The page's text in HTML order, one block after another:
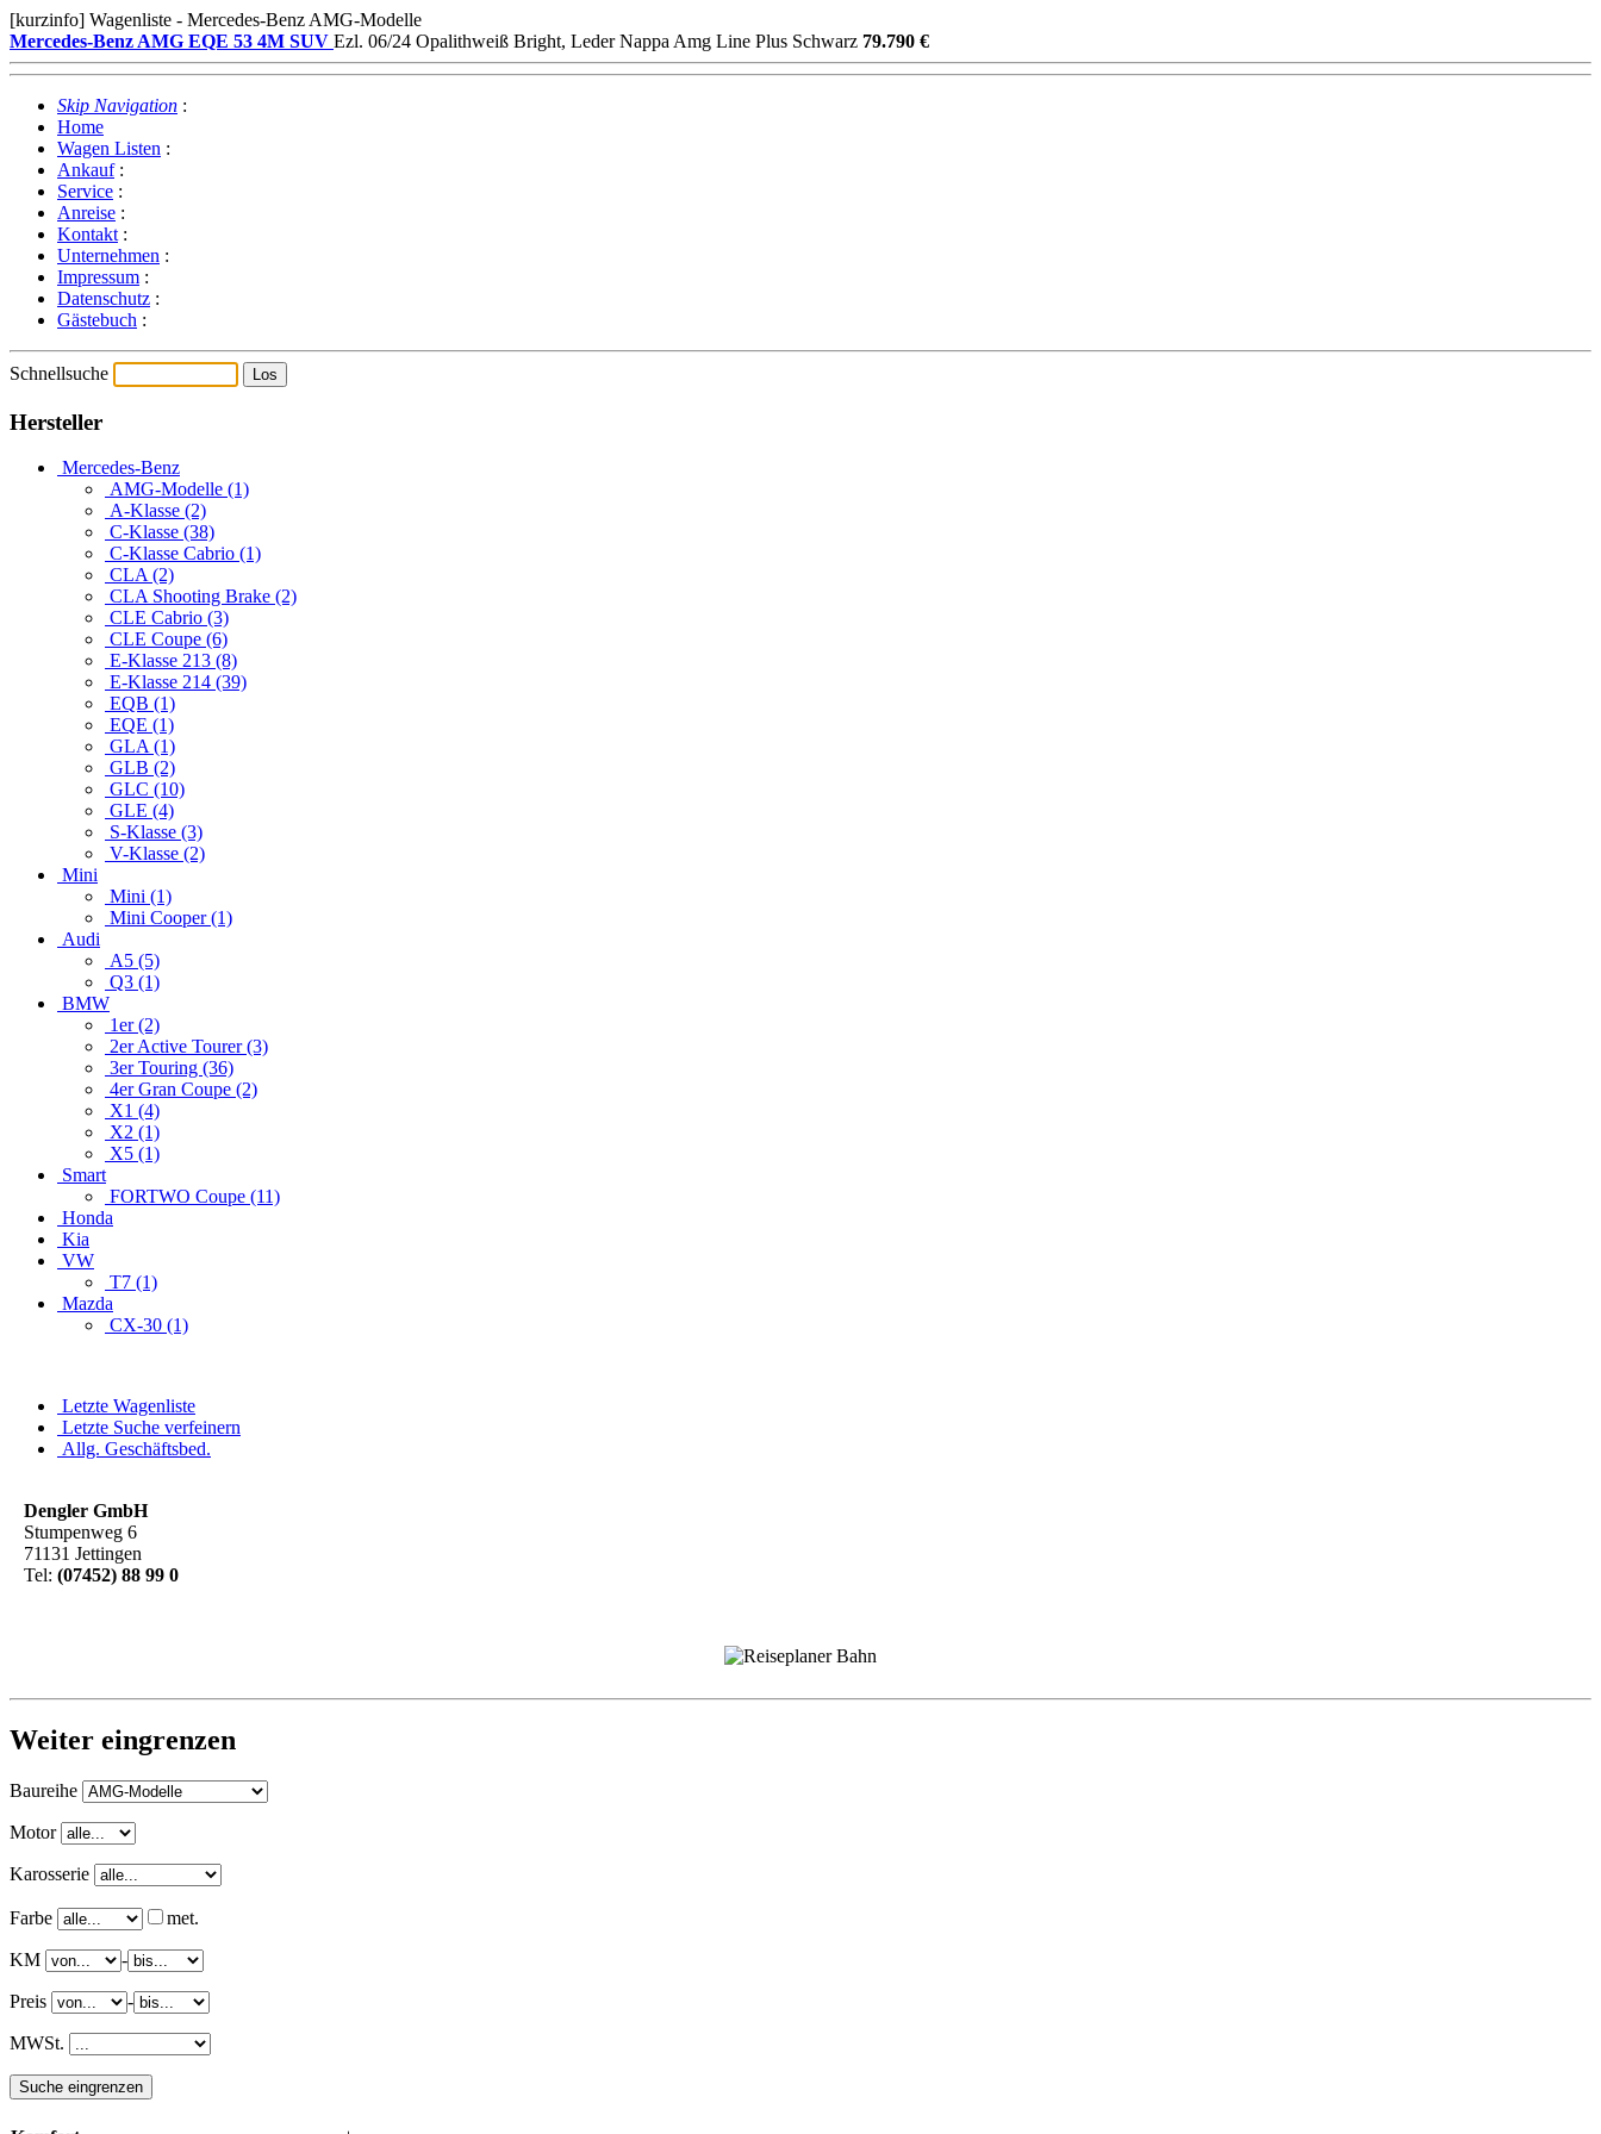
[kurzinfo] Wagenliste - Mercedes-Benz AMG-Modelle
Mercedes-Benz AMG EQE 53 4M SUV Ezl. 06/24 Opalithweiß Bright, Leder Nappa Amg Line Plus Schwarz 79.790 €
Skip Navigation :
Home
Wagen Listen :
Ankauf:
Service :
Anreise :
Kontakt :
Unternehmen :
Impressum :
Datenschutz :
Gästebuch :
Schnellsuche
Hersteller
Mercedes-Benz
AMG-Modelle (1)
A-Klasse (2)
C-Klasse (38)
C-Klasse Cabrio (1)
CLA (2)
CLA Shooting Brake (2)
CLE Cabrio (3)
CLE Coupe (6)
E-Klasse 213 (8)
E-Klasse 214 (39)
EQB (1)
EQE (1)
GLA (1)
GLB (2)
GLC (10)
GLE (4)
S-Klasse (3)
V-Klasse (2)
Mini
Mini (1)
Mini Cooper (1)
Audi
A5 (5)
Q3 (1)
BMW
1er (2)
2er Active Tourer (3)
3er Touring (36)
4er Gran Coupe (2)
X1 (4)
X2 (1)
X5 (1)
Smart
FORTWO Coupe (11)
Honda
Kia
VW
T7 (1)
Mazda
CX-30 (1)
Letzte Wagenliste
Letzte Suche verfeinern
Allg. Geschäftsbed.
Dengler GmbH
Stumpenweg 6
71131 Jettingen
Tel: (07452) 88 99 0
Weiter eingrenzen
Baureihe
Motor
Karosserie
Farbe met.
KM -
Preis -
MWSt.